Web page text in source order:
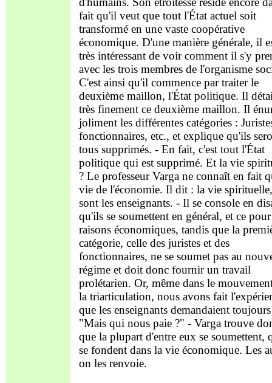
fait qu'il veut que tout l'État actuel soit
transformé en une vaste coopérative
économique. D'une manière générale, il
très intéressant de voir comment il s'y
avec les trois membres de l'organisme
C'est ainsi qu'il commence par traiter le
deuxième maillon, l'État politique. Il
très finement ce deuxième maillon. Il
joliment les différentes catégories :
fonctionnaires, etc., et explique qu'ils
tous supprimés. - En fait, c'est tout l'État
politique qui est supprimé. Et la vie
? Le professeur Varga ne connaît en fait
vie de l'économie. Il dit : la vie
sont les enseignants. - Il se console en
qu'ils se soumettent en général, et ce
raisons économiques, tandis que la
catégorie, celle des juristes et des
fonctionnaires, ne se soumet pas au
régime et doit donc fournir un travail
prolétarien. Or, même dans le
la triarticulation, nous avons fait
que les enseignants demandaient
"Mais qui nous paie ?" - Varga trouve
que la plupart d'entre eux se soumettent,
se fondent dans la vie économique. Les
on les renvoie.